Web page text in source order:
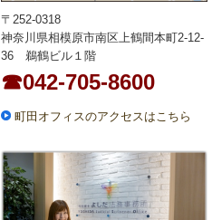
〒252-0318
神奈川県相模原市南区上鶴間本町2-12-
36 鵜鶴ビル１階
☎042-705-8600
町田オフィスのアクセスはこちら